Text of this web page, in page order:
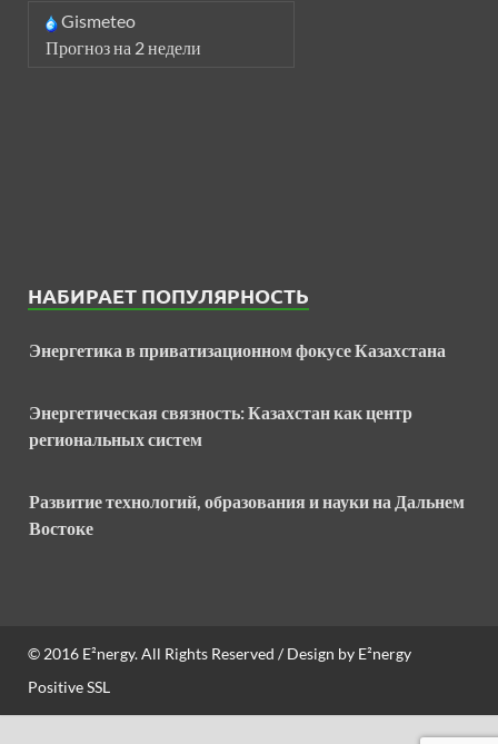
Gismeteo
Прогноз на 2 недели
НАБИРАЕТ ПОПУЛЯРНОСТЬ
Энергетика в приватизационном фокусе Казахстана
Энергетическая связность: Казахстан как центр
региональных систем
Развитие технологий, образования и науки на Дальнем
Востоке
© 2016 E²nergy. All Rights Reserved / Design by E²nergy
Positive SSL